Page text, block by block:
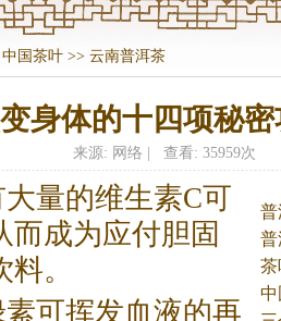
中国茶叶 >> 云南普洱茶
身体的十四项秘
来源: 网络 | 查看: 35959次
量的维生素C可
而成为应付胆固
。
可挥发血液的再